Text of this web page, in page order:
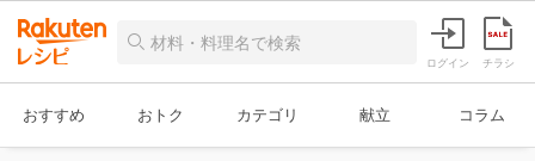
ログイン チラシ
おすすめ おトク カテゴリ 献立 コラム